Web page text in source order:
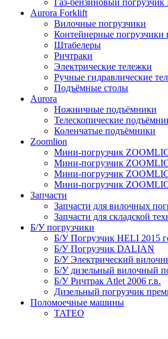
Газ-бензиновый погрузчик
Aurora Forklift
Вилочные погрузчики
Контейнерные погрузчики
Штабелеры
Ричтраки
Электрические тележки
Ручные гидравлические
Подъёмные столы
Aurora
Ножничные подъёмники
Телескопические
Коленчатые подъёмники
Zoomlion
Мини-погрузчик
Мини-погрузчик
Мини-погрузчик
Мини-погрузчик
Запчасти
Запчасти для вилочных
Запчасти для складской
Б/У погрузчики
Б/У Погрузчик HELI 2015
Б/У Погрузчик DALIAN
Б/У Электрический
Б/У дизельный вилочный
Б/У Ричтрак Atlet 2006 г.в.
Дизельный погрузчик
Поломоечные машины
TATEO